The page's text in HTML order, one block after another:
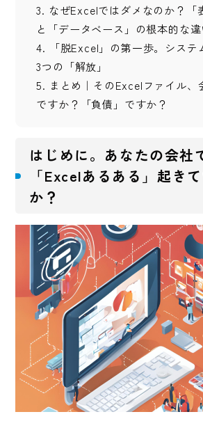
3. なぜExcelではダメなのか？「
と「データベース」の根本的な違
4. 「脱Excel」の第一歩。システ
3つの「解放」
5. まとめ｜そのExcelファイル、
ですか？「負債」ですか？
はじめに。あなたの会社
「Excelあるある」起き
か？